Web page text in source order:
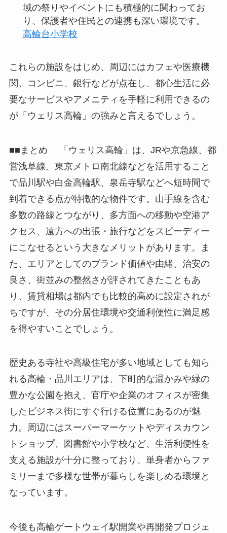
域の祭りやイベントにも積極的に関わってお
り、保護者や住民との連携も深い環境です。
高輪台小学校
これらの施設をはじめ、周辺にはカフェや医療機
関、コンビニ、銀行などが点在し、都心生活に必
要なサービスやアメニティを手軽に利用できるの
が「ウェリス高輪」の強みと言えるでしょう。
■■まとめ 「ウェリス高輪」は、JRや京急線、都
営浅草線、東京メトロ南北線などを活用すること
で品川駅や白金高輪駅、泉岳寺駅などへ短時間で
到着できる点が特徴的な物件です。山手線を含む
多数の路線とつながり、多方面への移動や空港ア
クセス、遠方への出張・旅行などをスピーディー
にこなせるという大きなメリットがあります。ま
た、エリアとしてのブランド価値や由緒、治安の
良さ、街並みの整然さが評されてきたこともあ
り、賃貸相場は都内でも比較的高めに設定されが
ちですが、その分居住環境や交通利便性に満足感
を得やすいことでしょう。
歴史ある寺社や高級住宅が多い地域としても知ら
れる高輪・品川エリアは、下町的な温かみや緑の
豊かな公園を抱え、官庁や企業のオフィスが密集
したビジネス街にすぐ行ける位置にあるのが魅
力。周辺にはスーパーマーケットやディスカウン
トショップ、図書館や小学校など、生活利便性を
支える施設が十分に整っており、単身者からファ
ミリーまで多様な世帯が暮らしを楽しめる環境と
なっています。
今後も高輪ゲートウェイ駅開業や再開発プロジェ